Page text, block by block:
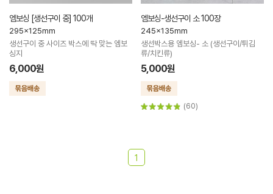
엠보싱 [생선구이 중] 100개
295x125mm
생선구이 중 사이즈 박스에 딱 맞는 엠보
싱지
6,000원
엠보싱-생선구이 소 100장
245x135mm
생선박스용 엠보싱- 소 (생선구이/튀김
류/치킨류)
5,000원
(60)
1